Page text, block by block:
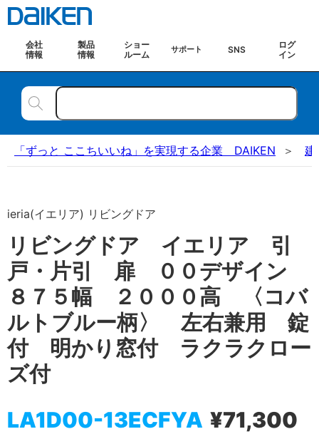
会社
情報
製品
情報
ショー
ルーム
サポート SNS
ログ
イン
「ずっと ここちいいね」を実現する企業 DAIKEN 建
ieria(イエリア) リビングドア
リビングドア イエリア 引
戸・片引 扉 ００デザイン
８７５幅 ２０００高 〈コバ
ルトブルー柄〉 左右兼用 錠
付 明かり窓付 ラクラクロー
ズ付
LA1D00-13ECFYA ¥71,300